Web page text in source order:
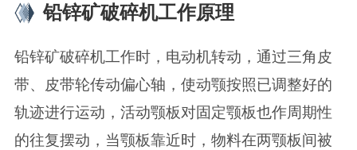
铅锌矿破碎机工作原理
铅锌矿破碎机工作时，电动机转动，通过三角皮
带、皮带轮传动偏心轴，使动颚按照已调整好的
轨迹进行运动，活动颚板对固定颚板也作周期性
的往复摆动，当颚板靠近时，物料在两颚板间被